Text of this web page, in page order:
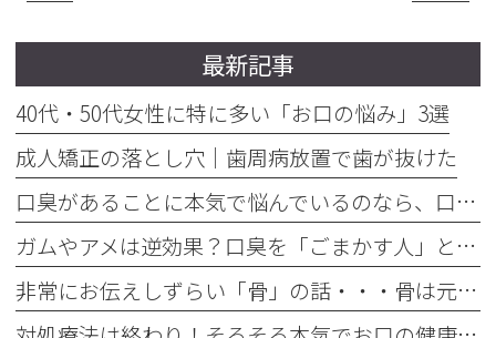
最新記事
40代・50代女性に特に多い「お口の悩み」3選
成人矯正の落とし穴｜歯周病放置で歯が抜けた
口臭があることに本気で悩んでいるのなら、口臭を本気で治そう
ガムやアメは逆効果？口臭を「ごまかす人」と「治す人」の決定的な違い
非常にお伝えしずらい「骨」の話・・・骨は元には戻せない？